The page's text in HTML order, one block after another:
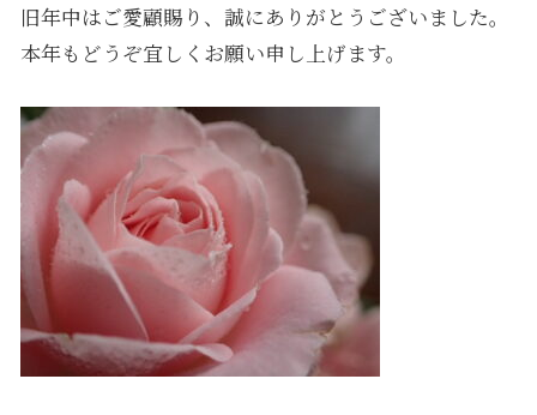
旧年中はご愛顧賜り、誠にありがとうございました。
本年もどうぞ宜しくお願い申し上げます。